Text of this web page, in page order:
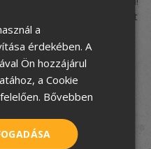
, és hozzon jó döntést
SERBIAN
a
érdekében. A
Ön hozzájárul
a Cookie
Bővebben